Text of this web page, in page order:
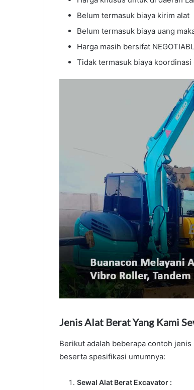
Belum termasuk biaya kirim alat
Belum termasuk biaya uang
Harga masih bersifat
Tidak termasuk biaya
Jenis Alat Berat Yang Kami
Berikut adalah beberapa contoh
beserta spesifikasi umumnya:
Sewal Alat Berat Excavator :